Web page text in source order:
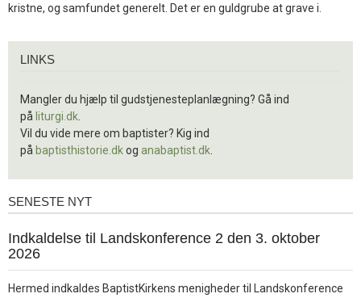
kristne, og samfundet generelt. Det er en guldgrube at grave i.
LINKS
Mangler du hjælp til gudstjenesteplanlægning? Gå ind
på liturgi.dk
Vil du vide mere om baptister? Kig ind
på baptisthistorie.dkog anabaptist.dk
Seneste
SENESTE NYT
1.
jul.
Indkaldelse til Landskonference 2 den 3. oktober
2026
Hermed indkaldes BaptistKirkens menigheder til Landskonference